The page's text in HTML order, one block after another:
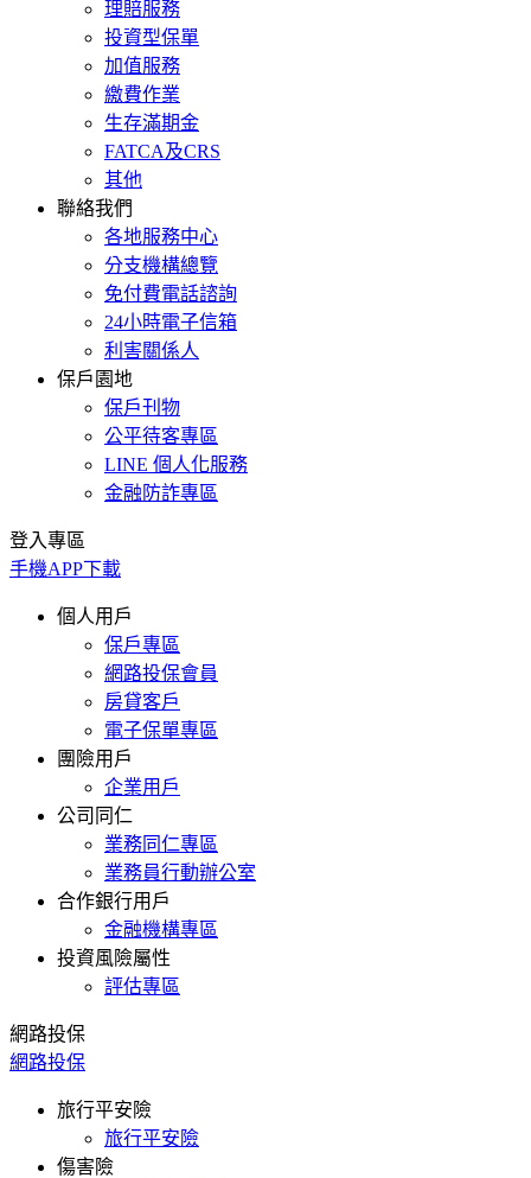
理賠服務
投資型保單
加值服務
繳費作業
生存滿期金
FATCA及CRS
其他
聯絡我們
各地服務中心
分支機構總覽
免付費電話諮詢
24小時電子信箱
利害關係人
保戶園地
保戶刊物
公平待客專區
LINE 個人化服務
金融防詐專區
登入專區
手機APP下載
個人用戶
保戶專區
網路投保會員
房貸客戶
電子保單專區
團險用戶
企業用戶
公司同仁
業務同仁專區
業務員行動辦公室
合作銀行用戶
金融機構專區
投資風險屬性
評估專區
網路投保
網路投保
旅行平安險
旅行平安險
傷害險